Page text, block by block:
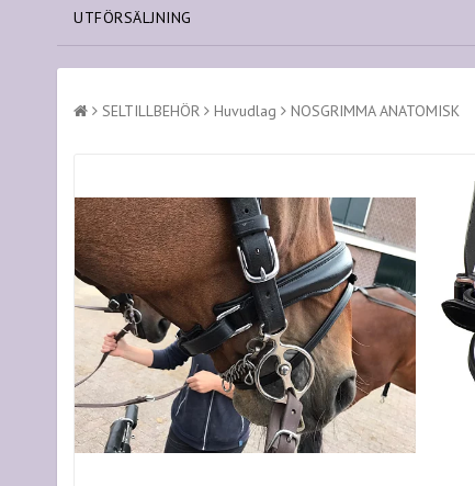
UTFÖRSÄLJNING
SELTILLBEHÖR Huvudlag NOSGRIMMA ANATOMISK